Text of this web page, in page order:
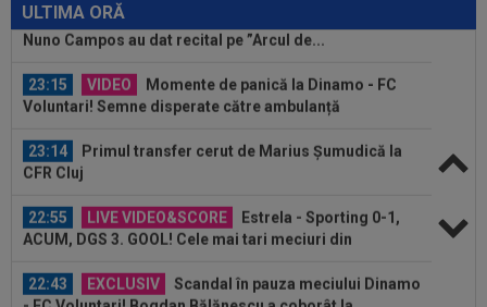
ULTIMA ORĂ
Nuno Campos au dat recital pe ”Arcul de...
VIDEO
Momente de panică la Dinamo - FC
Voluntari! Semne disperate către ambulanță
Primul transfer cerut de Marius Șumudică la
CFR Cluj
ACUM, DGS 3. GOOL! Cele mai tari meciuri din
Portugalia...
- FC Voluntari! Bogdan Bălănescu a coborât la...